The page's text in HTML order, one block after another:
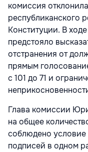
комиссия
республиканского
Конституции. В
предстояло
отстранения от
прямым
с 101 до 71 и
Глава комиссии
на общее
соблюдено условие
подписей в одном